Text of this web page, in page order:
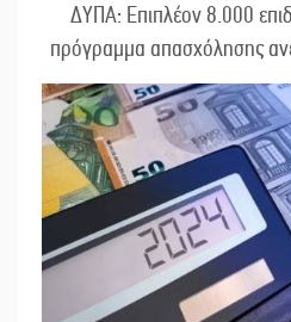
ΔΥΠΑ: Επιπλέον 8.000
πρόγραμμα απασχόλησης